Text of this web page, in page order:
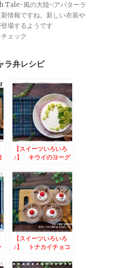
Tale-風の大陸-:アバターラ
情報ですね。新しい衣装や
場するようです
ェック
ラ弁レシピ
【スイーツいろいろ
♪】 キウイのヨーグ
【スイーツいろいろ
♪】 トナカイチョコ